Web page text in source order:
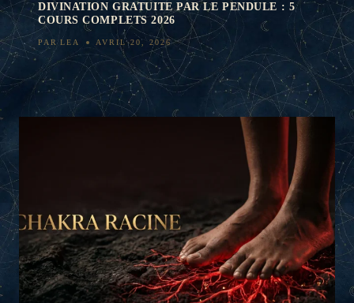
DIVINATION GRATUITE PAR LE PENDULE : 5
COURS COMPLETS 2026
PAR LEA AVRIL 20, 2026